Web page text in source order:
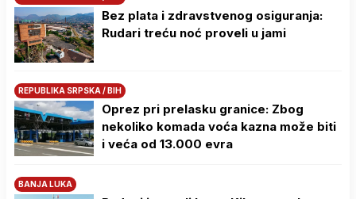
Bez plata i zdravstvenog osiguranja:
Rudari treću noć proveli u jami
REPUBLIKA SRPSKA / BIH
Oprez pri prelasku granice: Zbog
nekoliko komada voća kazna može biti
i veća od 13.000 evra
BANJA LUKA